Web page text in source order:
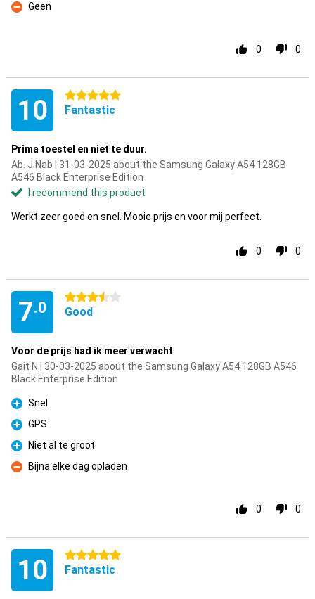
Con
Geen
0 0
10 5 stars
Fantastic
Prima toestel en niet te duur.
Ab. J Nab | 31-03-2025 about the Samsung Galaxy A54 128GB
A546 Black Enterprise Edition
I recommend this product
Werkt zeer goed en snel. Mooie prijs en voor mij perfect.
0 0
7.0
3.5 stars
Good
Voor de prijs had ik meer verwacht
Gait N | 30-03-2025 about the Samsung Galaxy A54 128GB A546
Black Enterprise Edition
Pro
Snel
Pro
GPS
Pro
Niet al te groot
Con
Bijna elke dag opladen
0 0
10 5 stars
Fantastic